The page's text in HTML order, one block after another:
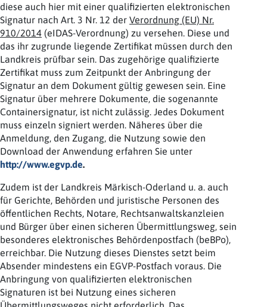
diese auch hier mit einer qualifizierten elektronischen
Signatur nach Art. 3 Nr. 12 der Verordnung (EU) Nr.
910/2014 (eIDAS-Verordnung) zu versehen. Diese und
das ihr zugrunde liegende Zertifikat müssen durch den
Landkreis prüfbar sein. Das zugehörige qualifizierte
Zertifikat muss zum Zeitpunkt der Anbringung der
Signatur an dem Dokument gültig gewesen sein. Eine
Signatur über mehrere Dokumente, die sogenannte
Containersignatur, ist nicht zulässig. Jedes Dokument
muss einzeln signiert werden. Näheres über die
Anmeldung, den Zugang, die Nutzung sowie den
Download der Anwendung erfahren Sie unter
http://www.egvp.de.
Zudem ist der Landkreis Märkisch-Oderland u. a. auch
für Gerichte, Behörden und juristische Personen des
öffentlichen Rechts, Notare, Rechtsanwaltskanzleien
und Bürger über einen sicheren Übermittlungsweg, sein
besonderes elektronisches Behördenpostfach (beBPo),
erreichbar. Die Nutzung dieses Dienstes setzt beim
Absender mindestens ein EGVP-Postfach voraus. Die
Anbringung von qualifizierten elektronischen
Signaturen ist bei Nutzung eines sicheren